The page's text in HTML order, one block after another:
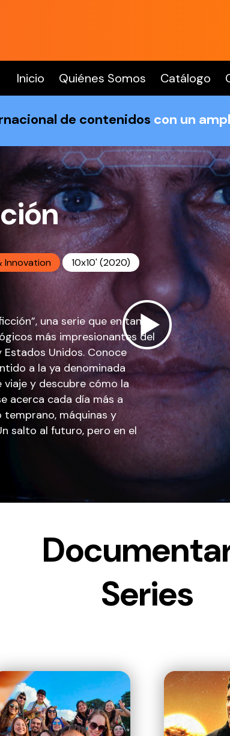
Inicio Quiénes Somos Catálogo
de contenidos con un
Innovation
10x10' (2020)
una serie que en tan
más impresionantes del
Unidos. Conoce
a la ya denominada
viaje y descubre cómo la
acerca cada día más a
temprano, máquinas y
salto al futuro, pero en el
Series